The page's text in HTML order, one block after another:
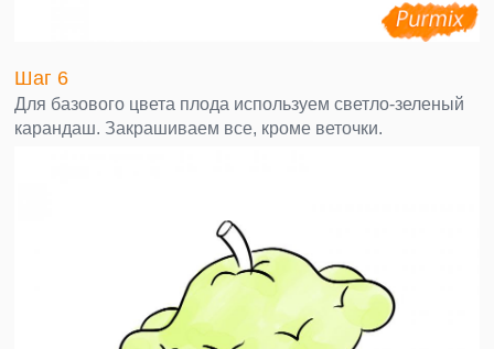
Шаг 6
Для базового цвета плода используем светло-зеленый
карандаш. Закрашиваем все, кроме веточки.